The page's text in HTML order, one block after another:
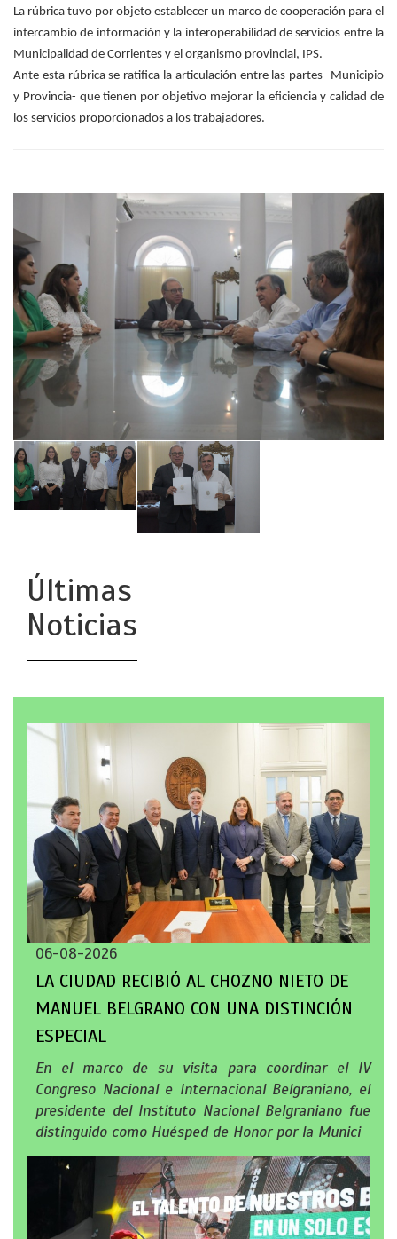
La rúbrica tuvo por objeto establecer un marco de cooperación para el
intercambio de información y la interoperabilidad de servicios entre la
Municipalidad de Corrientes y el organismo provincial, IPS.
Ante esta rúbrica se ratifica la articulación entre las partes -Municipio
y Provincia- que tienen por objetivo mejorar la eficiencia y calidad de
los servicios proporcionados a los trabajadores.
Últimas
Noticias
06-08-2026
LA CIUDAD RECIBIÓ AL CHOZNO NIETO DE
MANUEL BELGRANO CON UNA DISTINCIÓN
ESPECIAL
En el marco de su visita para coordinar el IV
Congreso Nacional e Internacional Belgraniano, el
presidente del Instituto Nacional Belgraniano fue
distinguido como Huésped de Honor por la Munici